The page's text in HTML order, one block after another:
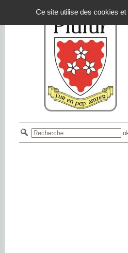
Ce site utilise des cookies